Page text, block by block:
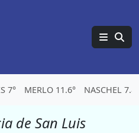
7° MERLO 11.6° NASCHEL 7.8°
de San Luis